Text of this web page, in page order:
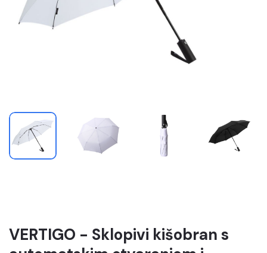
VERTIGO - Sklopivi kišobran s